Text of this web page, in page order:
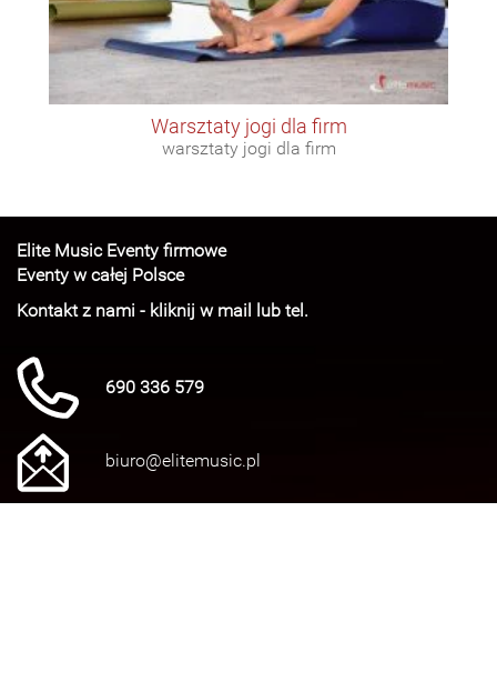
warsztaty jogi dla firm
warsztaty jogi dla firm
Elite Music Eventy firmowe
Eventy w całej Polsce
Kontakt z nami - kliknij w mail lub tel.
690 336 579
biuro@elitemusic.pl